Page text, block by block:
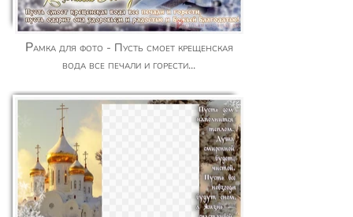
Рамка для фото - Пусть смоет крещенская
вода все печали и горести...